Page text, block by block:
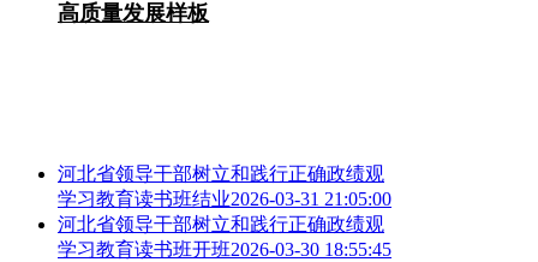
高质量发展样板
河北省领导干部树立和践行正确政绩观
学习教育读书班结业2026-03-31 21:05:00
河北省领导干部树立和践行正确政绩观
学习教育读书班开班2026-03-30 18:55:45